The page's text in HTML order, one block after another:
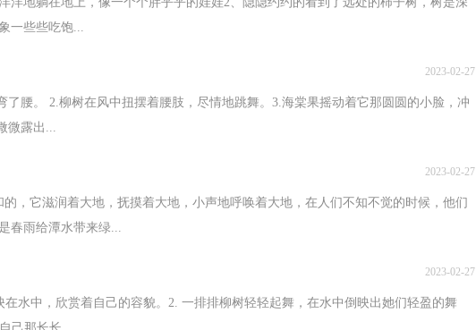
一些些吃饱...
2023-02-27
腰。 2.柳树在风中扭摆着腰肢，尽情地跳舞。3.海棠果摇动着它那圆圆的小脸，冲
微露出...
2023-02-27
，它滋润着大地，抚摸着大地，小声地呼唤着大地，在人们不知不觉的时候，他们
春雨给潭水带来绿...
2023-02-27
水中，欣赏着自己的容貌。2. 一排排柳树轻轻起舞，在水中倒映出她们轻盈的舞